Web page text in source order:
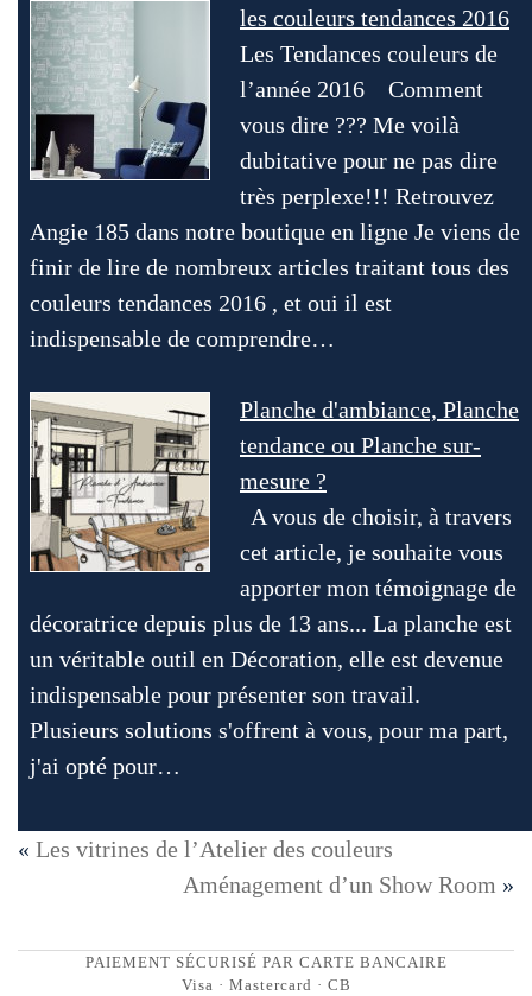
les couleurs tendances 2016
Les Tendances couleurs de
l’année 2016 Comment
vous dire ??? Me voilà
dubitative pour ne pas dire
très perplexe!!! Retrouvez
Angie 185 dans notre boutique en ligne Je viens de
finir de lire de nombreux articles traitant tous des
couleurs tendances 2016 , et oui il est
indispensable de comprendre…
Planche d'ambiance, Planche
tendance ou Planche sur-
mesure ?
A vous de choisir, à travers
cet article, je souhaite vous
apporter mon témoignage de
décoratrice depuis plus de 13 ans... La planche est
un véritable outil en Décoration, elle est devenue
indispensable pour présenter son travail.
Plusieurs solutions s'offrent à vous, pour ma part,
j'ai opté pour…
« Les vitrines de l’Atelier des couleurs
Aménagement d’un Show Room »
PAIEMENT SÉCURISÉ PAR CARTE BANCAIRE
Visa · Mastercard · CB